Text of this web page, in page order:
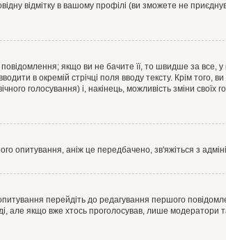
відмітку в вашому профілі (ви зможете не
якщо ви не бачите її, то швидше за все, у
в окремій стрічці поля вводу тексту. Крім того, ви
голосування) і, накінець, можливість зміни своїх
опитування, аніж це передбачено, зв'яжіться з
перейдіть до редагування першого
але якщо вже хтось проголосував, лише модератори